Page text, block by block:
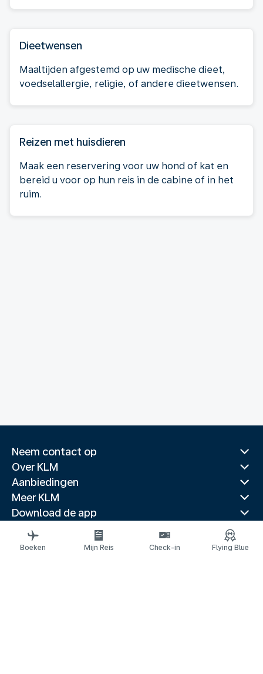
Dieetwensen
Maaltijden afgestemd op uw medische dieet,
voedselallergie, religie, of andere dieetwensen.
Reizen met huisdieren
Maak een reservering voor uw hond of kat en
bereid u voor op hun reis in de cabine of in het
ruim.
Neem contact op
Over KLM
Aanbiedingen
Meer KLM
Download de app
Gerelateerde websites
Reisgidsen
Boeken Mijn Reis Check-in Flying Blue